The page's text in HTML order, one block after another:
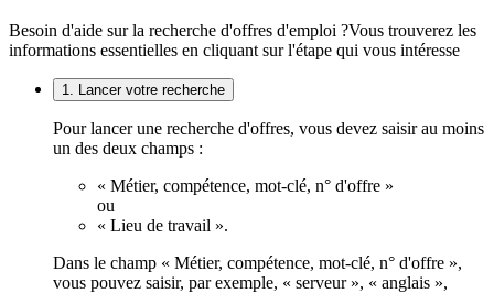
Besoin d'aide sur la recherche d'offres d'emploi ?Vous trouverez les
informations essentielles en cliquant sur l'étape qui vous intéresse
1. Lancer votre recherche
Pour lancer une recherche d'offres, vous devez saisir au moins
un des deux champs :
« Métier, compétence, mot-clé, n° d'offre »
ou
« Lieu de travail ».
Dans le champ « Métier, compétence, mot-clé, n° d'offre »,
vous pouvez saisir, par exemple, « serveur », « anglais »,